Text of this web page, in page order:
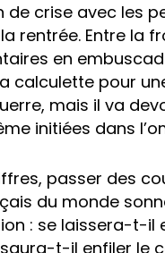
de crise avec les
rentrée. Entre la
en
calculette pour
mais il va
initiées dans
passer des
du monde
: se laissera-t-
t-il enfiler le